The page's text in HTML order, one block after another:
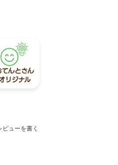
ューを書く